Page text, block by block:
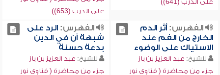
على الدرب (641))
على الدرب (653))
الفهرس:أثر الدم
الخارج من الفم عند
الاستياك على الوضوء
للشيخ: عبد العزيز بن باز
جزء من محاضرة ( فتاوى نور
الفهرس:الرد على
شبهة أن في الدين
بدعة حسنة
للشيخ: عبد العزيز بن باز
جزء من محاضرة ( فتاوى نور